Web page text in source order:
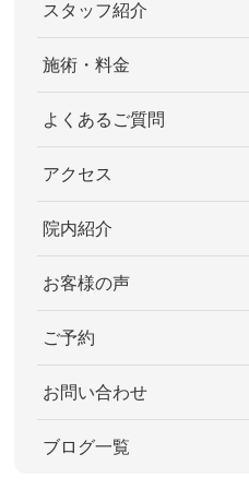
スタッフ紹介
施術・料金
よくあるご質問
アクセス
院内紹介
お客様の声
ご予約
お問い合わせ
ブログ一覧